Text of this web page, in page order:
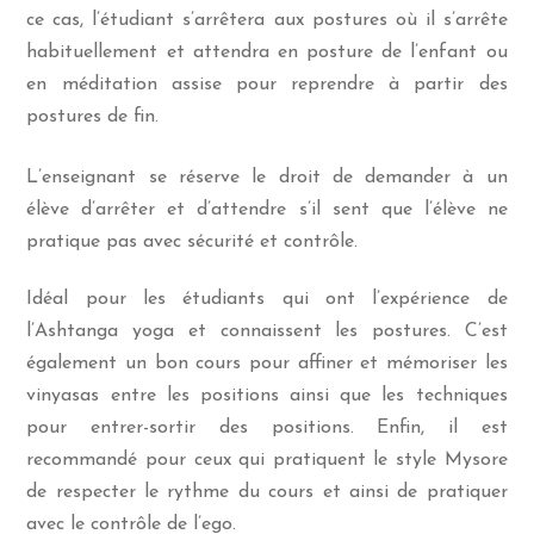
ce cas, l’étudiant s’arrêtera aux postures où il s’arrête
habituellement et attendra en posture de l’enfant ou
en méditation assise pour reprendre à partir des
postures de fin.
L’enseignant se réserve le droit de demander à un
élève d’arrêter et d’attendre s’il sent que l’élève ne
pratique pas avec sécurité et contrôle.
Idéal pour les étudiants qui ont l’expérience de
l’Ashtanga yoga et connaissent les postures. C’est
également un bon cours pour affiner et mémoriser les
vinyasas entre les positions ainsi que les techniques
pour entrer-sortir des positions. Enfin, il est
recommandé pour ceux qui pratiquent le style Mysore
de respecter le rythme du cours et ainsi de pratiquer
avec le contrôle de l’ego.